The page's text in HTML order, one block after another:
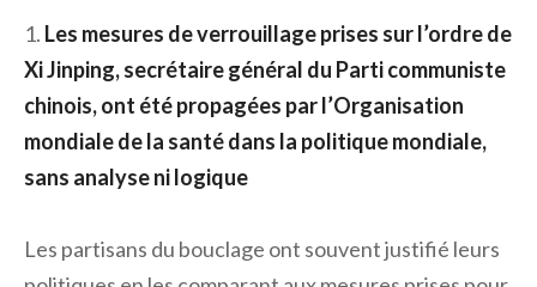
Les mesures de verrouillage prises sur l’ordre de
Xi Jinping, secrétaire général du Parti communiste
chinois, ont été propagées par l’Organisation
mondiale de la santé dans la politique mondiale,
sans analyse ni logique
Les partisans du bouclage ont souvent justifié leurs